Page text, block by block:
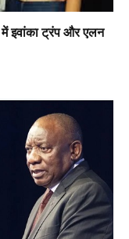
इवांका ट्रंप और एलन